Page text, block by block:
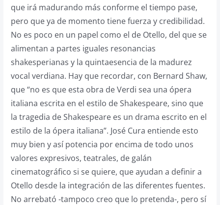
que irá madurando más conforme el tiempo pase,
pero que ya de momento tiene fuerza y credibilidad.
No es poco en un papel como el de Otello, del que se
alimentan a partes iguales resonancias
shakesperianas y la quintaesencia de la madurez
vocal verdiana. Hay que recordar, con Bernard Shaw,
que “no es que esta obra de Verdi sea una ópera
italiana escrita en el estilo de Shakespeare, sino que
la tragedia de Shakespeare es un drama escrito en el
estilo de la ópera italiana”. José Cura entiende esto
muy bien y así potencia por encima de todo unos
valores expresivos, teatrales, de galán
cinematográfico si se quiere, que ayudan a definir a
Otello desde la integración de las diferentes fuentes.
No arrebató -tampoco creo que lo pretenda-, pero sí